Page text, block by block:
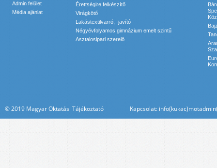
Admin felület
Média ajánlat
Érettségire felkészítő
Virágkötő
Lakástextilvarró, -javító
Négyévfolyamos gimnázium emelt szintű
Asztalosipari szerelő
© 2019 Magyar Oktatási Tájékoztató Kapcsolat: